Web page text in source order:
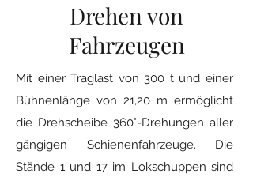
Drehen von
Fahrzeugen
Mit einer Traglast von 300 t und einer
Bühnenlänge von 21,20 m ermöglicht
die Drehscheibe 360°-Drehungen aller
gängigen Schienenfahrzeuge. Die
Stände 1 und 17 im Lokschuppen sind